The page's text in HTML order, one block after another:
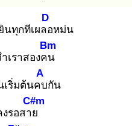
นทุกทีเผลอ
D
หม่น
เราสองคน
Bm
เริ่มต้นคบ
A
กัน
งรอสาย
C#m